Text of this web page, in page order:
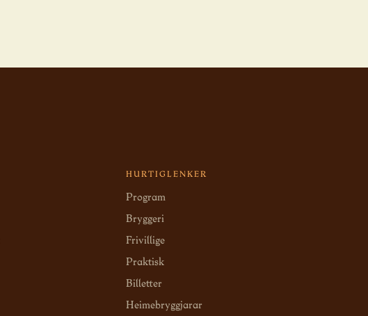
HURTIGLENKER
Program
Bryggeri
Frivillige
Praktisk
Billetter
Heimebryggjarar